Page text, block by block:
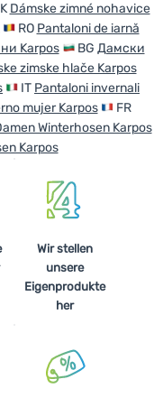
Dámske zimné nohavice
RO Pantaloni de iarnă
Karpos BG Дамски
zimske hlače Karpos
IT Pantaloni invernali
mujer Karpos
FR
Winterhosen Karpos
Karpos
Wir stellen
unsere
Eigenprodukte
her